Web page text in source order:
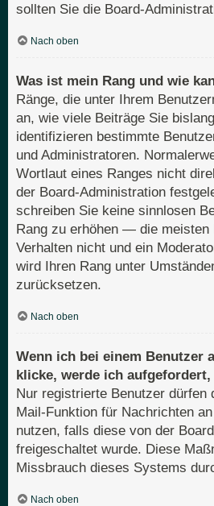
sollten Sie die Board-
Nach oben
Was ist mein Rang und wie
Ränge, die unter Ihrem
an, wie viele Beiträge Sie
identifizieren bestimmte
und Administratoren.
Wortlaut eines Ranges nicht
der Board-Administration
schreiben Sie keine sinnlosen
Rang zu erhöhen — die meisten
Verhalten nicht und ein
wird Ihren Rang unter
zurücksetzen.
Nach oben
Wenn ich bei einem Benutzer
klicke, werde ich
Nur registrierte Benutzer dürfen
Mail-Funktion für Nachrichten
nutzen, falls diese von der
freigeschaltet wurde. Diese
Missbrauch dieses Systems
Nach oben